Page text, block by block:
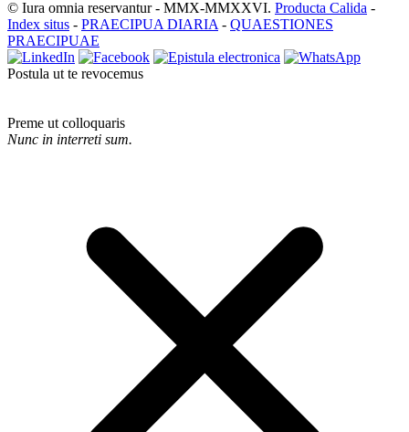
© Iura omnia reservantur - MMX-MMXXVI. Producta Calida -
Index situs - PRAECIPUA DIARIA - QUAESTIONES
PRAECIPUAE
Postula ut te revocemus
Preme ut colloquaris
Nunc in interreti sum.